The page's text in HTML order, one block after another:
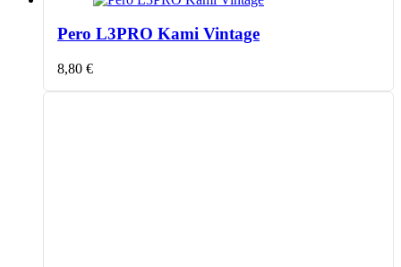
Pero L3PRO Kami Vintage
8,80 €